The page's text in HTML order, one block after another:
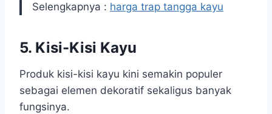
Selengkapnya : harga trap tangga kayu
5. Kisi-Kisi Kayu
Produk kisi-kisi kayu kini semakin populer
sebagai elemen dekoratif sekaligus banyak
fungsinya.